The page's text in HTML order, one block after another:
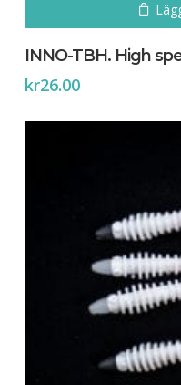
INNO-TBH. High
kr26.00